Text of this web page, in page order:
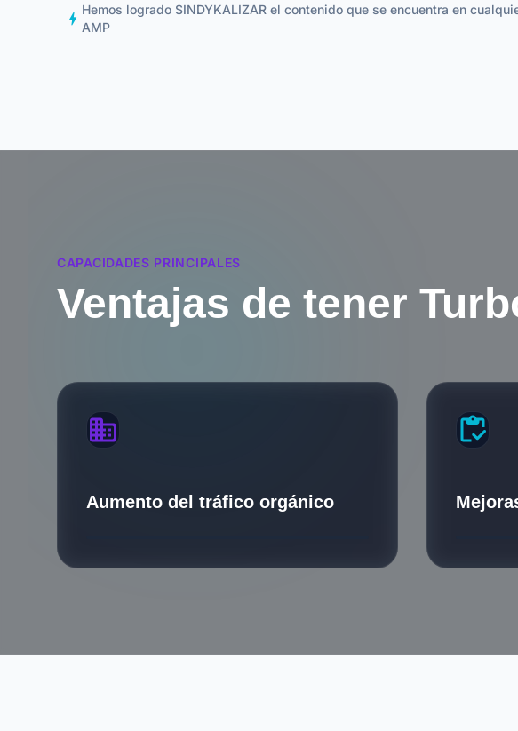
bolt
Hemos logrado SINDYKALIZAR el contenido que se encuentra en
AMP
CAPACIDADES PRINCIPALES
Ventajas de tener
business
Aumento del tráfico orgánico
inventory